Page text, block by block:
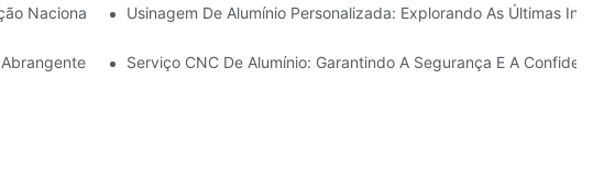
Nacional Usinagem De Alumínio Personalizada: Explorando As Últimas
De Projetos
Serviço CNC De Alumínio: Garantindo A Segurança E A